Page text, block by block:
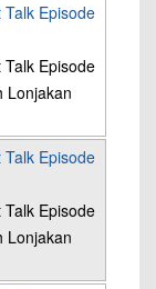
Episode
Episode
Lonjakan
Episode
Episode
Lonjakan